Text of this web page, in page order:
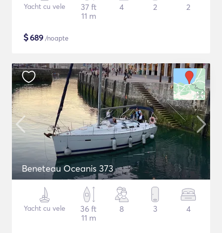
Yacht cu vele
37 ft
11 m
4 2 2
$689 /noapte
Beneteau Oceanis 373
Yacht cu vele
36 ft
11 m
8 3 4